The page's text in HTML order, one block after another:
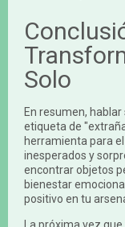
Solo
En resumen,
etiqueta de
herramienta para
inesperados y
encontrar objetos
bienestar
positivo en tu